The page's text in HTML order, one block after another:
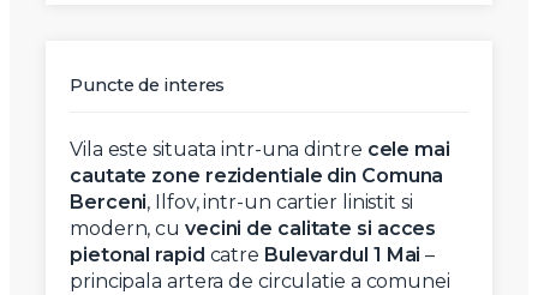
Puncte de interes
Vila este situata intr-una dintre cele mai
cautate zone rezidentiale din Comuna
Berceni, Ilfov, intr-un cartier linistit si
modern, cu vecini de calitate si acces
pietonal rapid catre Bulevardul 1 Mai –
principala artera de circulatie a comunei